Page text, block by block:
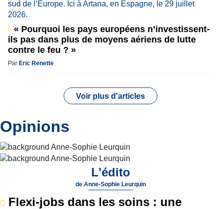
« Pourquoi les pays européens n’investissent-
ils pas dans plus de moyens aériens de lutte
contre le feu ? »
Par Eric Renette
Voir plus d'articles
Opinions
L'édito
de Anne-Sophie Leurquin
Flexi-jobs dans les soins : une